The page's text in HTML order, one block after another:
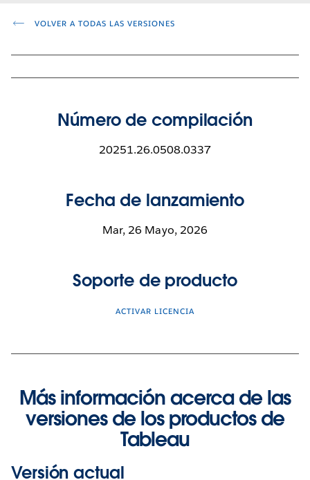
VOLVER A TODAS LAS VERSIONES
Número de compilación
20251.26.0508.0337
Fecha de lanzamiento
Mar, 26 Mayo, 2026
Soporte de producto
ACTIVAR LICENCIA
Más información acerca de las
versiones de los productos de
Tableau
Versión actual